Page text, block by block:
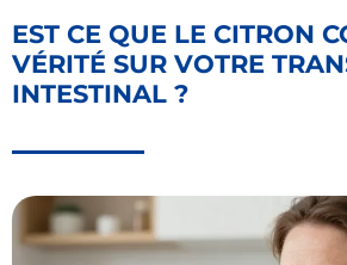
EST CE QUE LE CITRON
VÉRITÉ SUR VOTRE
INTESTINAL ?